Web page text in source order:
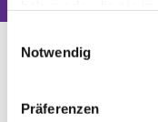
Notwendig
Präferenzen